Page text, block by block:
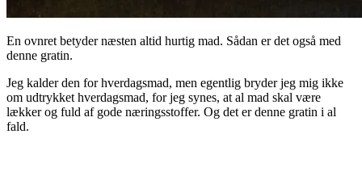
En ovnret betyder næsten altid hurtig mad. Sådan er det også med
denne gratin.
Jeg kalder den for hverdagsmad, men egentlig bryder jeg mig ikke
om udtrykket hverdagsmad, for jeg synes, at al mad skal være
lækker og fuld af gode næringsstoffer. Og det er denne gratin i al
fald.